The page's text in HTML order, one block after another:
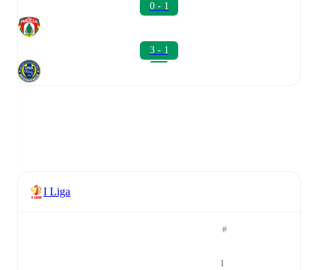
0 - 1
3 - 1
I Liga
#
І